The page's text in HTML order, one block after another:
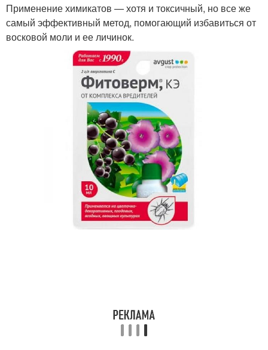
Применение химикатов — хотя и токсичный, но все же
самый эффективный метод, помогающий избавиться от
восковой моли и ее личинок.